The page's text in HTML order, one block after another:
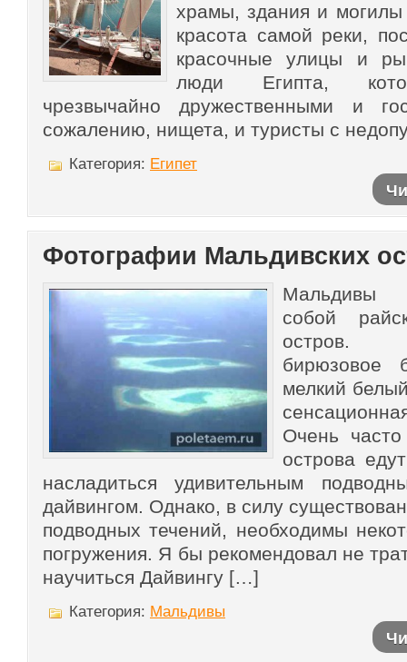
храмы, здания и могилы
красота самой реки,
красочные улицы и
люди Египта,
чрезвычайно дружественными и
сожалению, нищета, и туристы с
Категория: Египет
Фотографии Мальдивских
Мальдивы
собой
остров.
бирюзовое
мелкий
Очень
острова
насладиться удивительным
дайвингом. Однако, в силу
подводных течений, необходимы
погружения. Я бы рекомендовал не
научиться Дайвингу […]
Категория: Мальдивы